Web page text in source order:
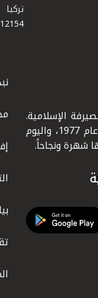
تركيا
الإسلامية.
وهو أول بنك إسلامي أنشئ في دولة الكويت عام 1977، واليوم
شهرة ونجاحاً.